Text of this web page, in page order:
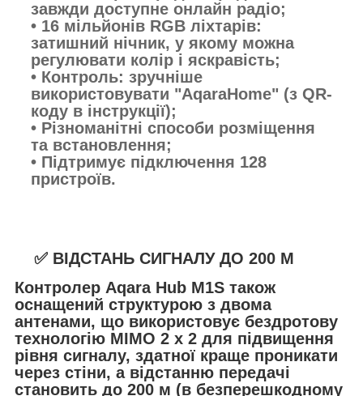
завжди доступне онлайн радіо;
• 16 мільйонів RGB ліхтарів:
затишний нічник, у якому можна
регулювати колір і яскравість;
• Контроль: зручніше
використовувати "AqaraHome" (з QR-
коду в інструкції);
• Різноманітні способи розміщення
та встановлення;
• Підтримує підключення 128
пристроїв.
✅ ВІДСТАНЬ СИГНАЛУ ДО 200 М
Контролер Aqara Hub M1S також
оснащений структурою з двома
антенами, що використовує бездротову
технологію MIMO 2 x 2 для підвищення
рівня сигналу, здатної краще проникати
через стіни, а відстанню передачі
становить до 200 м (в безперешкодному